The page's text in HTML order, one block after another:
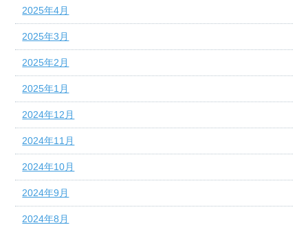
2025年4月
2025年3月
2025年2月
2025年1月
2024年12月
2024年11月
2024年10月
2024年9月
2024年8月